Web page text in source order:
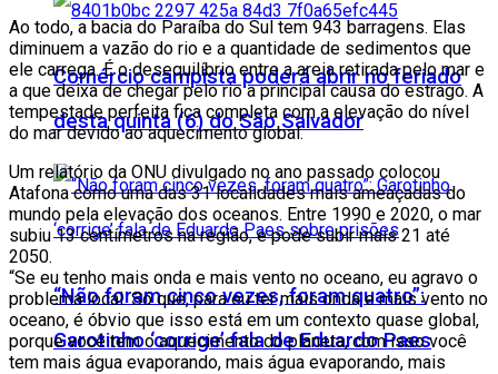
Comércio campista poderá abrir no feriado
desta quinta (6) do São Salvador
“Não foram cinco vezes, foram quatro”:
Garotinho ‘corrige’ fala de Eduardo Paes
Ao todo, a bacia do Paraíba do Sul tem 943 barragens. Elas
diminuem a vazão do rio e a quantidade de sedimentos que
ele carrega. É o desequilíbrio entre a areia retirada pelo mar e
a que deixa de chegar pelo rio a principal causa do estrago. A
tempestade perfeita fica completa com a elevação do nível
do mar devido ao aquecimento global.
Um relatório da ONU divulgado no ano passado colocou
Atafona como uma das 31 localidades mais ameaçadas do
mundo pela elevação dos oceanos. Entre 1990 e 2020, o mar
subiu 13 centímetros na região, e pode subir mais 21 até
2050.
“Se eu tenho mais onda e mais vento no oceano, eu agravo o
problema local. Só que, para eu ter mais onda e mais vento no
oceano, é óbvio que isso está em um contexto quase global,
porque você tem o aquecimento do planeta, com isso você
tem mais água evaporando, mais água evaporando, mais